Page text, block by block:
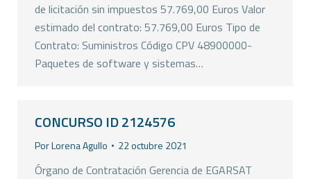
de licitación sin impuestos 57.769,00 Euros Valor
estimado del contrato: 57.769,00 Euros Tipo de
Contrato: Suministros Código CPV 48900000-
Paquetes de software y sistemas…
CONCURSO ID 2124576
PorLorena Agullo 22 octubre 2021
Órgano de Contratación Gerencia de EGARSAT